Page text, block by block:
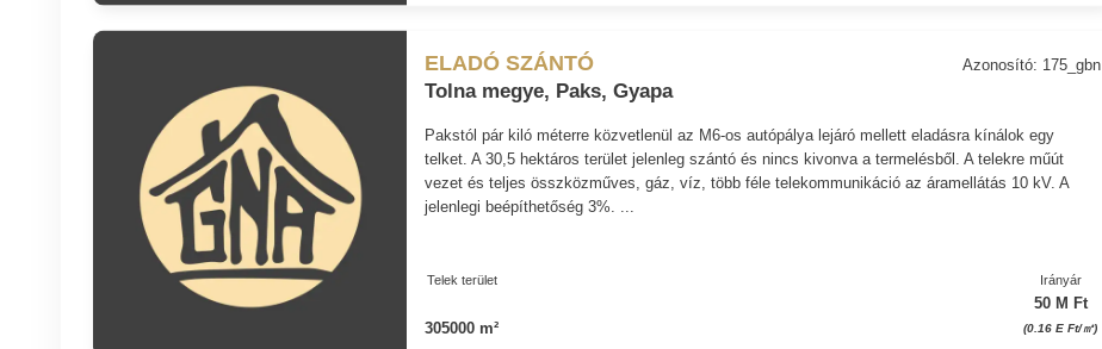
ELADÓ SZÁNTÓ
Tolna megye, Paks, Gyapa
Azonosító: 175_gbn
Pakstól pár kiló méterre közvetlenül az M6-os autópálya lejáró mellett eladásra kínálok egy
telket. A 30,5 hektáros terület jelenleg szántó és nincs kivonva a termelésből. A telekre műút
vezet és teljes összközműves, gáz, víz, több féle telekommunikáció az áramellátás 10 kV. A
jelenlegi beépíthetőség 3%. ...
Telek terület
305000 m²
Irányár
50 M Ft
(0.16 E Ft/㎡)